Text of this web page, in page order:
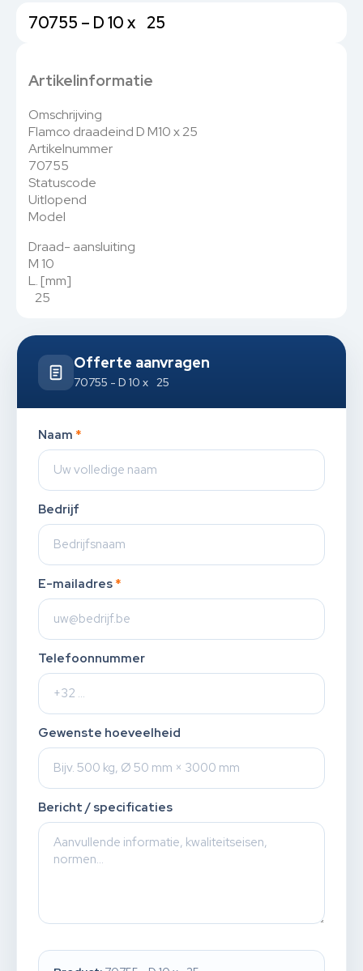
70755 – D 10 x 25
Artikelinformatie
Omschrijving
Flamco draadeind D M10 x 25
Artikelnummer
70755
Statuscode
Uitlopend
Model
Draad- aansluiting
M 10
L. [mm]
25
Offerte aanvragen
70755 - D 10 x 25
Naam *
Bedrijf
E-mailadres *
Telefoonnummer
Gewenste hoeveelheid
Bericht / specificaties